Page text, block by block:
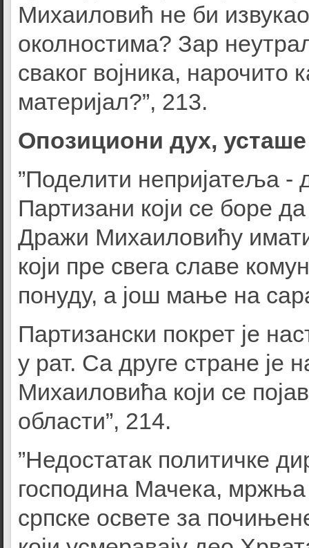
Михаиловић не би
околностима? Зар
сваког војника, нарочито
материјал?”, 213.
Опозициони дух,
”Поделити непријатеља
Партизани који се боре
Дражи Михаиловићу
који пре свега славе
понуду, а још мање на
Партизански покрет је
у рат. Са друге стране је
Михаиловића који се
области”, 214.
”Недостатак политичке
господина Мачека,
српске освете за